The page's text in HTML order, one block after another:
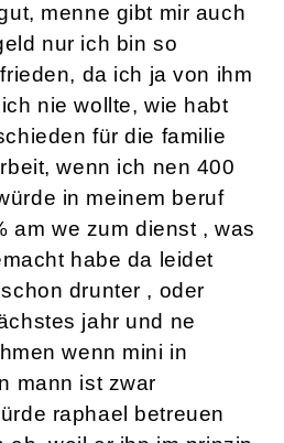
menne gibt mir auch
nur ich bin so
da ich ja von ihm
nie wollte, wie habt
für die familie
wenn ich nen 400
in meinem beruf
am we zum dienst , was
habe da leidet
drunter , oder
jahr und ne
wenn mini in
mann ist zwar
raphael betreuen